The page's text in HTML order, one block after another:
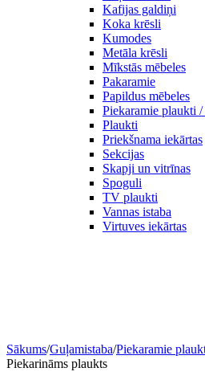
Kafijas galdiņi
Koka krēsli
Kumodes
Metāla krēsli
Mīkstās mēbeles
Pakaramie
Papildus mēbeles
Piekaramie plaukti /
Plaukti
Priekšnama iekārtas
Sekcijas
Skapji un vitrīnas
Spoguli
TV plaukti
Vannas istaba
Virtuves iekārtas
Sākums/Guļamistaba/Piekaramie
Piekarināms plaukts